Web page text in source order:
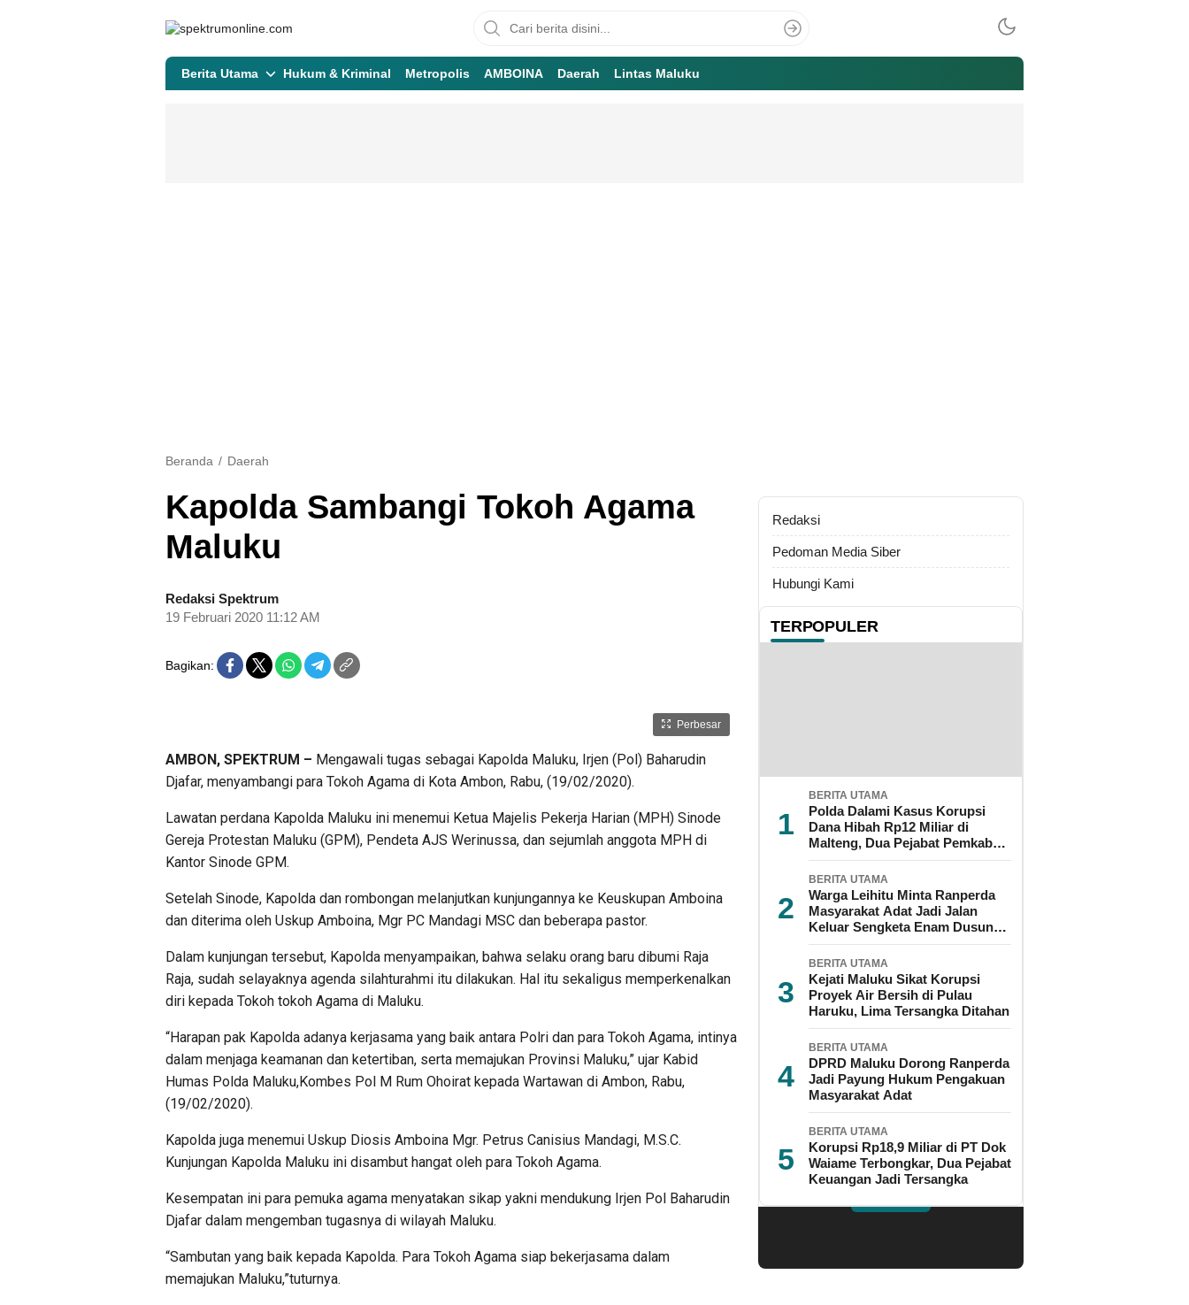
spektrumonline.com
Berita Utama
Hukum & Kriminal Metropolis AMBOINA Daerah Lintas Maluku
Beranda Daerah
Kapolda Sambangi Tokoh Agama
Maluku
Redaksi Spektrum
19 Februari 2020 11:12 AM
Bagikan:
Perbesar
AMBON, SPEKTRUM – Mengawali tugas sebagai Kapolda Maluku, Irjen (Pol) Baharudin
Djafar, menyambangi para Tokoh Agama di Kota Ambon, Rabu, (19/02/2020).
Lawatan perdana Kapolda Maluku ini menemui Ketua Majelis Pekerja Harian (MPH) Sinode
Gereja Protestan Maluku (GPM), Pendeta AJS Werinussa, dan sejumlah anggota MPH di
Kantor Sinode GPM.
Setelah Sinode, Kapolda dan rombongan melanjutkan kunjungannya ke Keuskupan Amboina
dan diterima oleh Uskup Amboina, Mgr PC Mandagi MSC dan beberapa pastor.
Dalam kunjungan tersebut, Kapolda menyampaikan, bahwa selaku orang baru dibumi Raja
Raja, sudah selayaknya agenda silahturahmi itu dilakukan. Hal itu sekaligus memperkenalkan
diri kepada Tokoh tokoh Agama di Maluku.
“Harapan pak Kapolda adanya kerjasama yang baik antara Polri dan para Tokoh Agama, intinya
dalam menjaga keamanan dan ketertiban, serta memajukan Provinsi Maluku,” ujar Kabid
Humas Polda Maluku,Kombes Pol M Rum Ohoirat kepada Wartawan di Ambon, Rabu,
(19/02/2020).
Kapolda juga menemui Uskup Diosis Amboina Mgr. Petrus Canisius Mandagi, M.S.C.
Kunjungan Kapolda Maluku ini disambut hangat oleh para Tokoh Agama.
Kesempatan ini para pemuka agama menyatakan sikap yakni mendukung Irjen Pol Baharudin
Djafar dalam mengemban tugasnya di wilayah Maluku.
“Sambutan yang baik kepada Kapolda. Para Tokoh Agama siap bekerjasama dalam
memajukan Maluku,”tuturnya.
Redaksi
Pedoman Media Siber
Hubungi Kami
TERPOPULER
1
BERITA UTAMA
Polda Dalami Kasus Korupsi
Dana Hibah Rp12 Miliar di
Malteng, Dua Pejabat Pemkab
Diperiksa
2
BERITA UTAMA
Warga Leihitu Minta Ranperda
Masyarakat Adat Jadi Jalan
Keluar Sengketa Enam Dusun
Tanjung Sial
3
BERITA UTAMA
Kejati Maluku Sikat Korupsi
Proyek Air Bersih di Pulau
Haruku, Lima Tersangka Ditahan
4
BERITA UTAMA
DPRD Maluku Dorong Ranperda
Jadi Payung Hukum Pengakuan
Masyarakat Adat
5
BERITA UTAMA
Korupsi Rp18,9 Miliar di PT Dok
Waiame Terbongkar, Dua Pejabat
Keuangan Jadi Tersangka